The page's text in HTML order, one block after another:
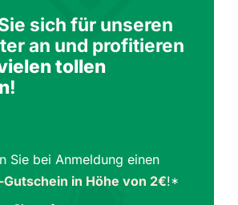
sich für unseren
an und profitieren
tollen
!
Sie bei Anmeldung einen
Gutschein in Höhe von 2€!*